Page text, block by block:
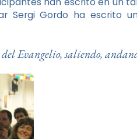
Sergi Gordo ha escrito
Evangelio, saliendo,